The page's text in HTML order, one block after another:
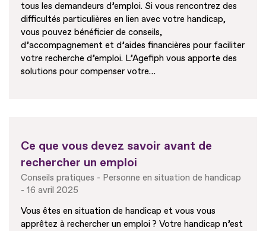
tous les demandeurs d’emploi. Si vous rencontrez des
difficultés particulières en lien avec votre handicap,
vous pouvez bénéficier de conseils,
d’accompagnement et d’aides financières pour faciliter
votre recherche d’emploi. L’Agefiph vous apporte des
solutions pour compenser votre…
Ce que vous devez savoir avant de
rechercher un emploi
Conseils pratiques
Personne en situation de handicap
16 avril 2025
Vous êtes en situation de handicap et vous vous
apprêtez à rechercher un emploi ? Votre handicap n’est